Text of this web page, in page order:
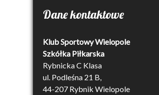
Dane kontaktowe
Klub Sportowy Wielopole
Szkółka Piłkarska
Rybnicka C Klasa
ul. Podleśna 21 B,
44-207 Rybnik Wielopole